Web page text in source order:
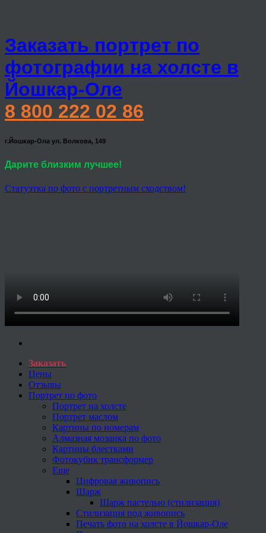
Заказать портрет по
фотографии на холсте в
Йошкар-Оле
8 800 222 02 86
г.Йошкар-Ола ул. Волкова, 149
Дарите близким лучшее!
Статуэтка по фото с портретным сходством!
Заказать
Цены
Отзывы
Портрет по фото
Портрет на холсте
Портрет маслом
Картины по номерам
Алмазная мозаика по фото
Картины блестками
Фотокубик трансформер
Еще
Цифровая живопись
Шарж
Шарж пастелью (стилизация)
Стилизация под живопись
Печать фото на холсте в Йошкар-Оле